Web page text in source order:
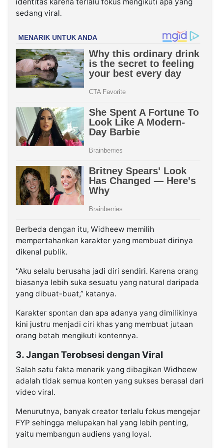
identitas karena terlalu fokus mengikuti apa yang
sedang viral.
Berbeda dengan itu, Widheew memilih
mempertahankan karakter yang membuat dirinya
dikenal publik.
“Aku selalu berusaha jadi diri sendiri. Karena orang
biasanya lebih suka sesuatu yang natural daripada
yang dibuat-buat,” katanya.
Karakter spontan dan apa adanya yang dimilikinya
kini justru menjadi ciri khas yang membuat jutaan
orang betah mengikuti kontennya.
3. Jangan Terobsesi dengan Viral
Salah satu fakta menarik yang dibagikan Widheew
adalah tidak semua konten yang sukses berasal dari
video viral.
Menurutnya, banyak creator terlalu fokus mengejar
FYP sehingga melupakan hal yang lebih penting,
yaitu membangun audiens yang loyal.